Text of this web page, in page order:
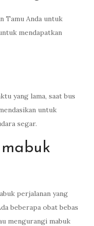
Tamu Anda untuk
mendapatkan
yang lama, saat bus
untuk
segar.
perjalanan yang
beberapa obat bebas
mengurangi mabuk